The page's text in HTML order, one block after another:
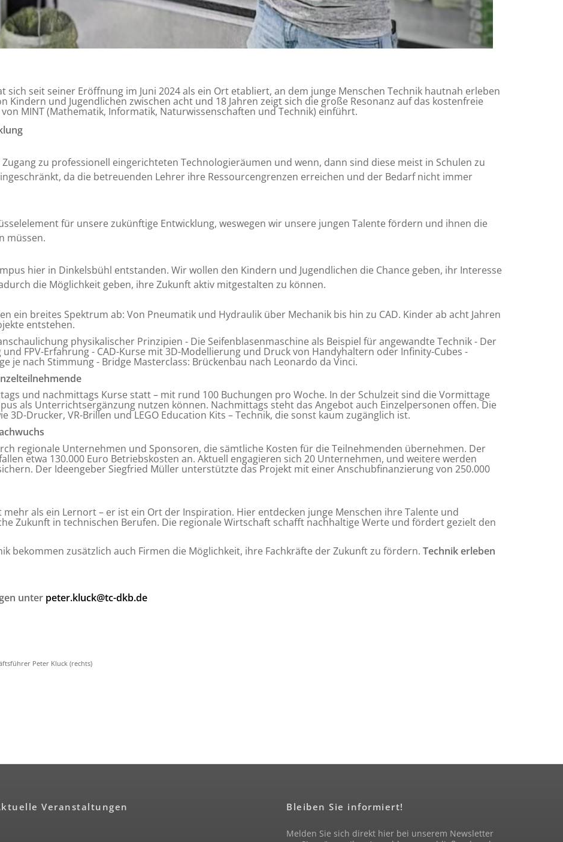
sich seit seiner Eröffnung im Juni 2024 als ein Ort etabliert, an dem junge Menschen Technik hautnah erleben
Kindern und Jugendlichen zwischen acht und 18 Jahren zeigt sich die große Resonanz auf das kostenfreie
MINT (Mathematik, Informatik, Naturwissenschaften und Technik) einführt.
zu professionell eingerichteten Technologieräumen und wenn, dann sind diese meist in Schulen zu
da die betreuenden Lehrer ihre Ressourcengrenzen erreichen und der Bedarf nicht immer
für unsere zukünftige Entwicklung, weswegen wir unsere jungen Talente fördern und ihnen die
müssen.
hier in Dinkelsbühl entstanden. Wir wollen den Kindern und Jugendlichen die Chance geben, ihr Interesse
die Möglichkeit geben, ihre Zukunft aktiv mitgestalten zu können.
ein breites Spektrum ab: Von Pneumatik und Hydraulik über Mechanik bis hin zu CAD. Kinder ab acht Jahren
entstehen.
physikalischer Prinzipien - Die Seifenblasenmaschine als Beispiel für angewandte Technik - Der
FPV-Erfahrung - CAD-Kurse mit 3D-Modellierung und Druck von Handyhaltern oder Infinity-Cubes -
je nach Stimmung - Bridge Masterclass: Brückenbau nach Leonardo da Vinci.
und nachmittags Kurse statt – mit rund 100 Buchungen pro Woche. In der Schulzeit sind die Vormittage
als Unterrichtsergänzung nutzen können. Nachmittags steht das Angebot auch Einzelpersonen offen. Die
Drucker, VR-Brillen und LEGO Education Kits – Technik, die sonst kaum zugänglich ist.
regionale Unternehmen und Sponsoren, die sämtliche Kosten für die Teilnehmenden übernehmen. Der
etwa 130.000 Euro Betriebskosten an. Aktuell engagieren sich 20 Unternehmen, und weitere werden
Der Ideengeber Siegfried Müller unterstützte das Projekt mit einer Anschubfinanzierung von 250.000
als ein Lernort – er ist ein Ort der Inspiration. Hier entdecken junge Menschen ihre Talente und
Zukunft in technischen Berufen. Die regionale Wirtschaft schafft nachhaltige Werte und fördert gezielt den
bekommen zusätzlich auch Firmen die Möglichkeit, ihre Fachkräfte der Zukunft zu fördern. Technik erleben
unter peter.kluck@tc-dkb.de
Peter Kluck (rechts)
Veranstaltungen Bleiben Sie informiert!
Melden Sie sich direkt hier bei unserem Newsletter